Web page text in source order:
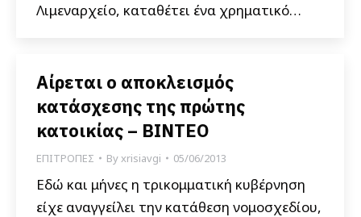
Λιμεναρχείο, καταθέτει ένα χρηματικό…
Αίρεται ο αποκλεισμός
κατάσχεσης της πρώτης
κατοικίας – ΒΙΝΤΕΟ
ΕΠΙΤΡΟΠΕΣ Byxrisiavgi 05/06/2013
Εδώ και μήνες η τρικομματική κυβέρνηση
είχε αναγγείλει την κατάθεση νομοσχεδίου,